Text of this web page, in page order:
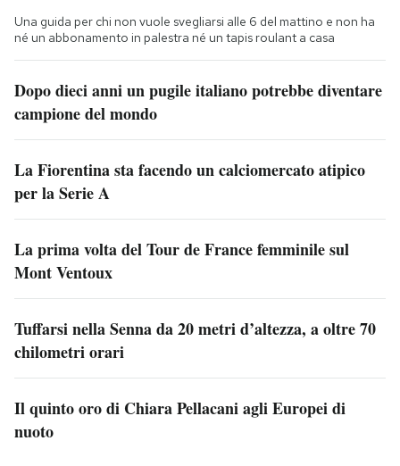
Una guida per chi non vuole svegliarsi alle 6 del mattino e non ha
né un abbonamento in palestra né un tapis roulant a casa
Dopo dieci anni un pugile italiano potrebbe diventare
campione del mondo
La Fiorentina sta facendo un calciomercato atipico
per la Serie A
La prima volta del Tour de France femminile sul
Mont Ventoux
Tuffarsi nella Senna da 20 metri d’altezza, a oltre 70
chilometri orari
Il quinto oro di Chiara Pellacani agli Europei di
nuoto